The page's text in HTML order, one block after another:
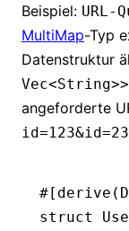
Beispiel: URL-
MultiMap-Typ
Datenstruktur
Vec<String>>
angeforderte
#[derive(
struct